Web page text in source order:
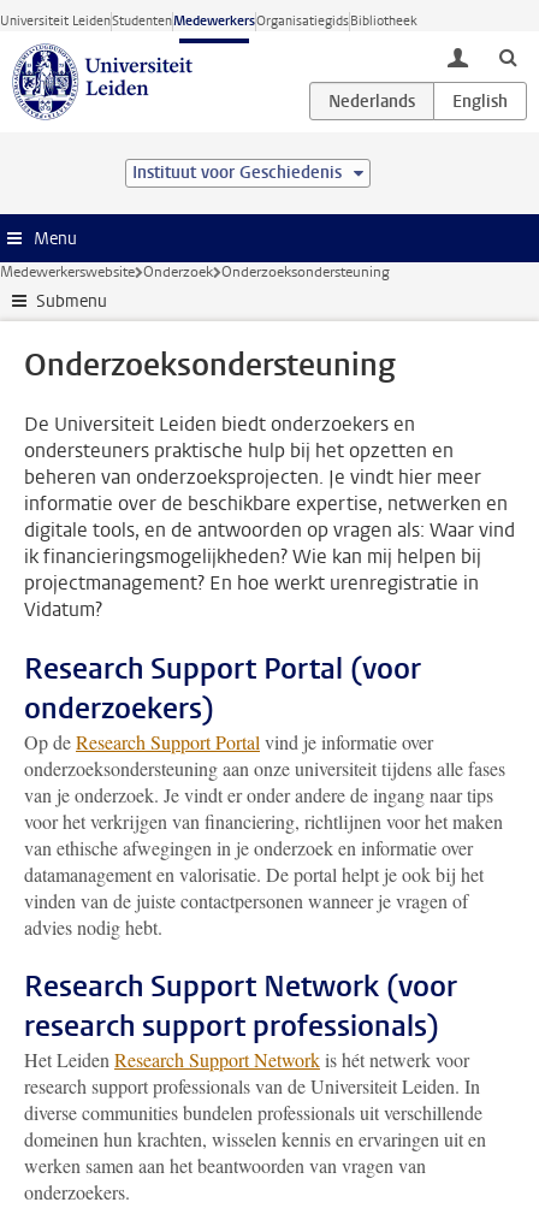
Ga direct naar de inhoud
Universiteit LeidenStudentenMedewerkersOrganisatiegidsBibliotheek
toggle
Instituut voor Geschiedenis
Menu
Medewerkerswebsite Onderzoek Onderzoeksondersteuning
Submenu
Onderzoeksondersteuning
De Universiteit Leiden biedt onderzoekers en
ondersteuners praktische hulp bij het opzetten en
beheren van onderzoeksprojecten. Je vindt hier meer
informatie over de beschikbare expertise, netwerken en
digitale tools, en de antwoorden op vragen als: Waar vind
ik financieringsmogelijkheden? Wie kan mij helpen bij
projectmanagement? En hoe werkt urenregistratie in
Vidatum?
Research Support Portal (voor
onderzoekers)
Op deResearch Support Portal vind je informatie over
onderzoeksondersteuning aan onze universiteit tijdens alle fases
van je onderzoek. Je vindt er onder andere de ingang naar tips
voor het verkrijgen van financiering, richtlijnen voor het maken
van ethische afwegingen in je onderzoek en informatie over
datamanagement en valorisatie. De portal helpt je ook bij het
vinden van de juiste contactpersonen wanneer je vragen of
advies nodig hebt.
Research Support Network (voor
research support professionals)
Het Leiden Research Support Networkis hét netwerk voor
research support professionals van de Universiteit Leiden. In
diverse communities bundelen professionals uit verschillende
domeinen hun krachten, wisselen kennis en ervaringen uit en
werken samen aan het beantwoorden van vragen van
onderzoekers.